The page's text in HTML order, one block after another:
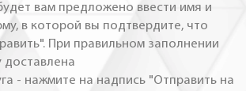
вам предложено ввести имя и
в которой вы подтвердите, что
При правильном заполнении
доставлена
- нажмите на надпись "Отправить на